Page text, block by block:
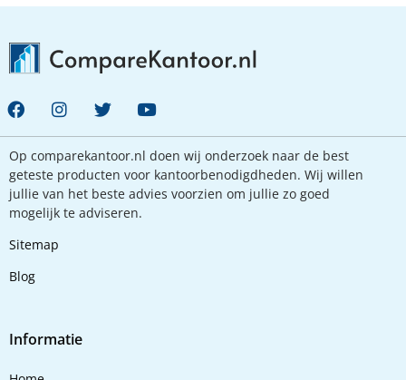
Op comparekantoor.nl doen wij onderzoek naar de best
geteste producten voor kantoorbenodigdheden. Wij willen
jullie van het beste advies voorzien om jullie zo goed
mogelijk te adviseren.
Sitemap
Blog
Informatie